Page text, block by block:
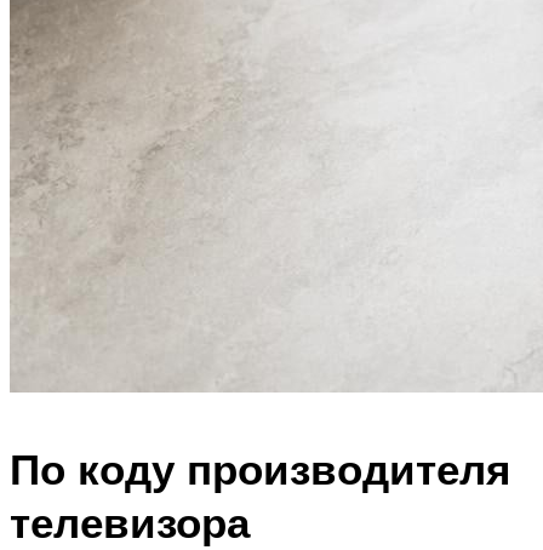
По коду производителя
телевизора